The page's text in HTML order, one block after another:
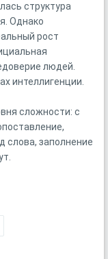
структура
Однако
рост
людей.
интеллигенции.
сложности: с
слова, заполнение